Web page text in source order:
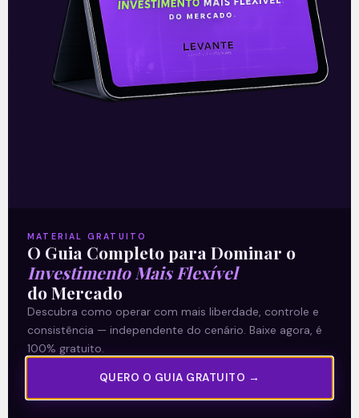
Leia mais
14/09/2021
Sobre nós
Termos e Condições
Política de Privacidade
Explore
E Eu Com Isso?
MATERIAL GRATUITO
O Guia Completo para Dominar o
Investimento Mais Flexível
do Mercado
Descubra como operar com mais liberdade, controle e
consistência — independente do cenário. Baixe agora, é
100% gratuito.
QUERO O GUIA GRATUITO →